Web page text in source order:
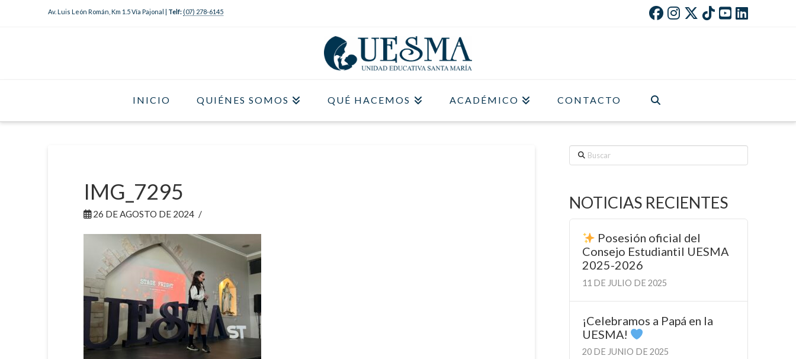
Av. Luis León Román, Km 1.5 Vía Pajonal | Telf: (07) 278-6145
INICIO QUIÉNES SOMOS QUÉ HACEMOS ACADÉMICO CONTACTO
IMG_7295
26 DE AGOSTO DE 2024
Buscar
NOTICIAS RECIENTES
Posesión oficial del
Consejo Estudiantil UESMA
2025-2026
11 DE JULIO DE 2025
¡Celebramos a Papá en la
UESMA!
20 DE JUNIO DE 2025